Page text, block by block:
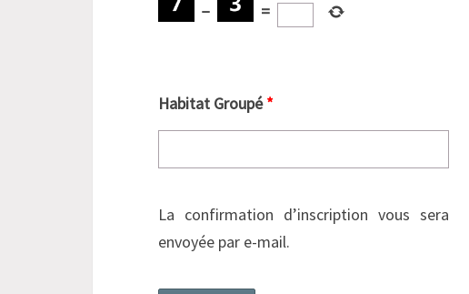
− =
Habitat Groupé
La confirmation d’inscription vous sera
envoyée par e-mail.